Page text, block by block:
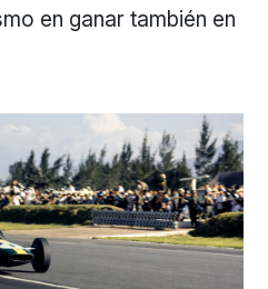
en ganar también en